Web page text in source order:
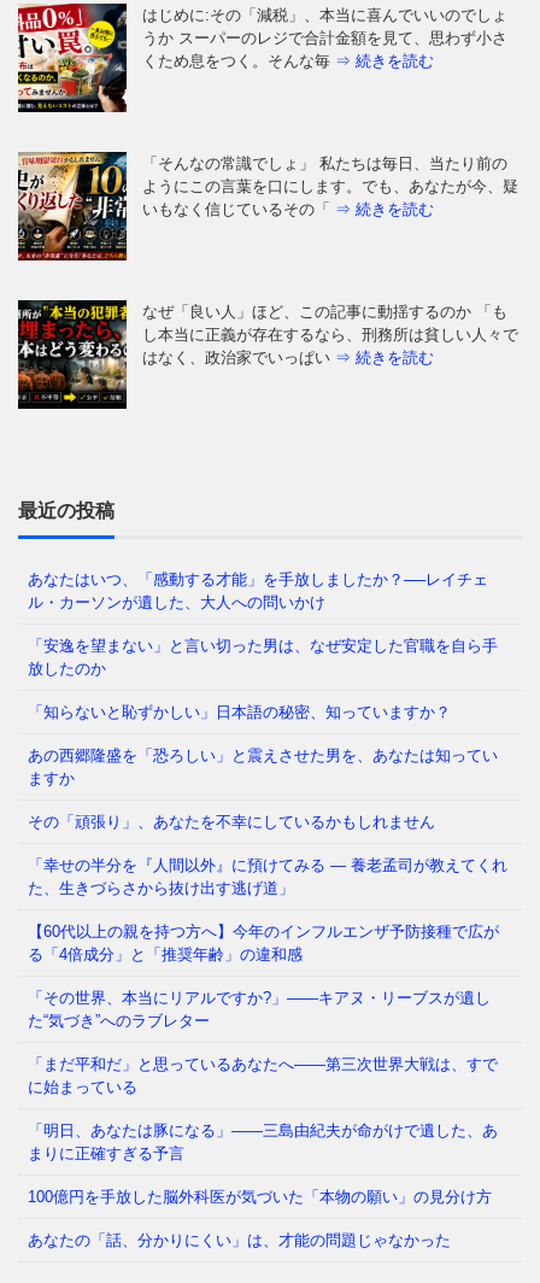
はじめに:その「減税」、本当に喜んでいいのでしょ
うか スーパーのレジで合計金額を見て、思わず小さ
くため息をつく。そんな毎 ⇒ 続きを読む
「そんなの常識でしょ」 私たちは毎日、当たり前の
ようにこの言葉を口にします。でも、あなたが今、疑
いもなく信じているその「 ⇒ 続きを読む
なぜ「良い人」ほど、この記事に動揺するのか 「も
し本当に正義が存在するなら、刑務所は貧しい人々で
はなく、政治家でいっぱい ⇒ 続きを読む
「わたしたちの多くは大人になるまえに澄みきった洞
ぶらせ、あるときはまった⇒ 続きを読む
なぜ日本人は「牙」を抜かれたのか——GHQが仕掛け
蔵庫の中で、腐った野菜が隣の新鮮な野菜まで傷ませ
てしまう——そんな経験、
最近の投稿
あなたはいつ、「感動する才能」を手放しましたか？──レイチェ
ル・カーソンが遺した、大人への問いかけ
「安逸を望まない」と言い切った男は、なぜ安定した官職を自ら手
放したのか
「知らないと恥ずかしい」日本語の秘密、知っていますか？
あの西郷隆盛を「恐ろしい」と震えさせた男を、あなたは知ってい
ますか
その「頑張り」、あなたを不幸にしているかもしれません
「幸せの半分を『人間以外』に預けてみる ― 養老孟司が教えてくれ
た、生きづらさから抜け出す逃げ道」
【60代以上の親を持つ方へ】今年のインフルエンザ予防接種で広が
る「4倍成分」と「推奨年齢」の違和感
「その世界、本当にリアルですか?」——キアヌ・リーブスが遺し
た“気づき”へのラブレター
「まだ平和だ」と思っているあなたへ——第三次世界大戦は、すで
に始まっている
「明日、あなたは豚になる」——三島由紀夫が命がけで遺した、あ
まりに正確すぎる予言
100億円を手放した脳外科医が気づいた「本物の願い」の見分け方
あなたの「話、分かりにくい」は、才能の問題じゃなかった